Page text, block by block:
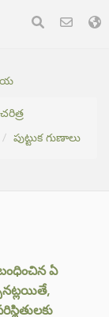
పుట్టుక గుణాలు
ఏ